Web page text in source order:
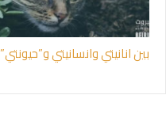
بين انانيتي وانسانيتي و”حيونتي”